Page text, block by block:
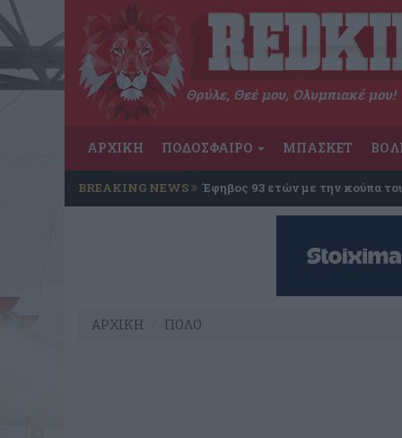
Θρύλε, Θεέ μου, Ολυμπιακέ μου!
ΑΡΧΙΚΗ ΠΟΔΟΣΦΑΙΡΟ ΜΠΑΣΚΕΤ
BREAKING NEWS Έφηβος 93 ετών με την κούπα
ΑΡΧΙΚΗ ΠΟΛΟ